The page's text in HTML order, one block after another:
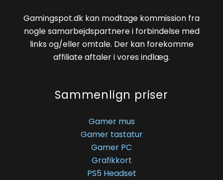
Gamingspot.dk kan modtage kommission fra
nogle samarbejdspartnere i forbindelse med
links og/eller omtale. Der kan forekomme
affiliate aftaler i vores indlæg.
Sammenlign priser
Gamer mus
Gamer tastatur
Gamer PC
Grafikkort
PS5 Headset